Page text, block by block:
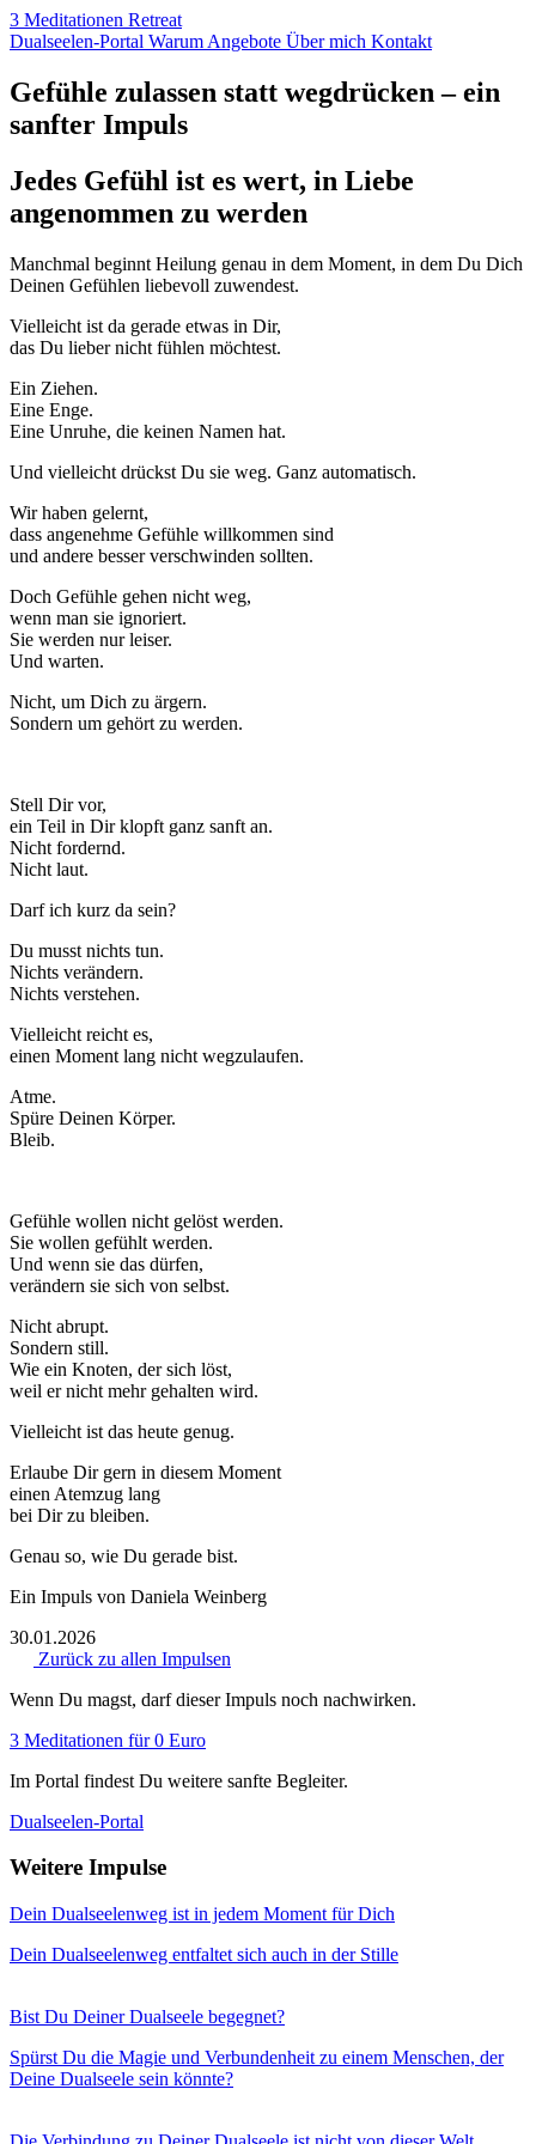
3 Meditationen Retreat
Dualseelen-Portal Warum Angebote Übermich Kontakt
Gefühle zulassen statt wegdrücken – ein
sanfter Impuls
Jedes Gefühl ist es wert, in Liebe
angenommen zu werden
Manchmal beginnt Heilung genau in dem Moment, in dem Du Dich
Deinen Gefühlen liebevoll zuwendest.
Vielleicht ist da gerade etwas in Dir,
das Du lieber nicht fühlen möchtest.
Ein Ziehen.
Eine Enge.
Eine Unruhe, die keinen Namen hat.
Und vielleicht drückst Du sie weg. Ganz automatisch.
Wir haben gelernt,
dass angenehme Gefühle willkommen sind
und andere besser verschwinden sollten.
Doch Gefühle gehen nicht weg,
wenn man sie ignoriert.
Sie werden nur leiser.
Und warten.
Nicht, um Dich zu ärgern.
Sondern um gehört zu werden.
Stell Dir vor,
ein Teil in Dir klopft ganz sanft an.
Nicht fordernd.
Nicht laut.
Darf ich kurz da sein?
Du musst nichts tun.
Nichts verändern.
Nichts verstehen.
Vielleicht reicht es,
einen Moment lang nicht wegzulaufen.
Atme.
Spüre Deinen Körper.
Bleib.
Gefühle wollen nicht gelöst werden.
Sie wollen gefühlt werden.
Und wenn sie das dürfen,
verändern sie sich von selbst.
Nicht abrupt.
Sondern still.
Wie ein Knoten, der sich löst,
weil er nicht mehr gehalten wird.
Vielleicht ist das heute genug.
Erlaube Dir gern in diesem Moment
einen Atemzug lang
bei Dir zu bleiben.
Genau so, wie Du gerade bist.
Ein Impuls von Daniela Weinberg
30.01.2026
Zurück zu allen Impulsen
Wenn Du magst, darf dieser Impuls noch nachwirken.
3 Meditationen für 0 Euro
Im Portal findest Du weitere sanfte Begleiter.
Dualseelen-Portal
Weitere Impulse
Dein Dualseelenweg ist in jedem Moment für Dich
Dein Dualseelenweg entfaltet sich auch in der Stille
Bist Du Deiner Dualseele begegnet?
Spürst Du die Magie und Verbundenheit zu einem Menschen, der
Deine Dualseele sein könnte?